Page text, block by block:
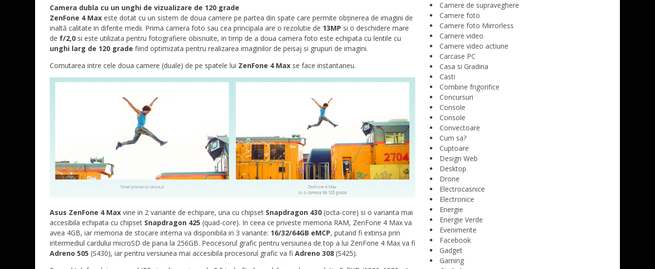
Camera dubla cu un unghi de vizualizare de 120 grade
ZenFone 4 Max este dotat cu un sistem de doua camere pe partea din spate care permite obținerea de imagini de
inaltă calitate in diferite medii. Prima camera foto sau cea principala are o rezolutie de 13MP si o deschidere mare
de f/2,0 si este utilizata pentru fotografiere obisnuite, in timp de a doua camera foto este echipata cu lentile cu
unghi larg de 120 grade fiind optimizata pentru realizarea imaginilor de peisaj si grupuri de imagini.
Comutarea intre cele doua camere (duale) de pe spatele lui ZenFone 4 Max se face instantaneu.
Asus ZenFone 4 Max vine in 2 variante de echipare, una cu chipset Snapdragon 430 (octa-core) si o varianta mai
accesibila echipata cu chipset Snapdragon 425 (quad-core). In ceea ce priveste memoria RAM, ZenFone 4 Max va
avea 4GB, iar memoria de stocare interna va disponibila in 3 variante: 16/32/64GB eMCP, putand fi extinsa prin
intermediul cardului microSD de pana la 256GB. Peocesorul grafic pentru versiunea de top a lui ZenFone 4 Max va fi
Adreno 505 (S430), iar pentru versiunea mai accesibila procesorul grafic va fi Adreno 308 (S425).
Camere de supraveghere
Camere foto
Camere foto Mirrorless
Camere video
Camere video actiune
Carcase PC
Casa si Gradina
Casti
Combine frigorifice
Concursuri
Console
Console
Convectoare
Cum sa?
Cuptoare
Design Web
Desktop
Drone
Electrocasnice
Electronice
Energie
Energie Verde
Evenimente
Facebook
Gadget
Gaming